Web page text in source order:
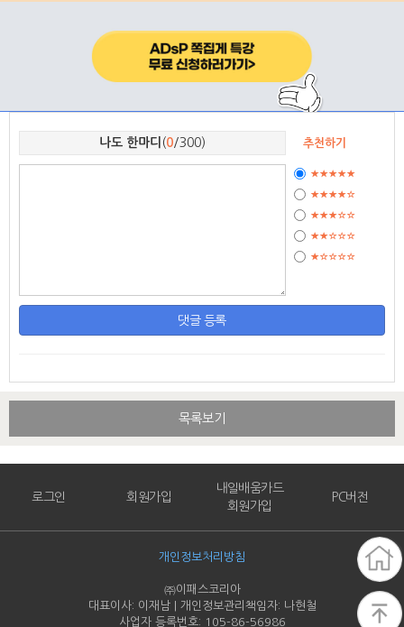
나도 한마디 (0/300) 추천하기
댓글 등록
목록보기
로그인 회원가입
내일배움카드
회원가입
PC버전
개인정보처리방침
㈜이패스코리아
대표이사: 이재남 | 개인정보관리책임자: 나현철
사업자 등록번호: 105-86-56986